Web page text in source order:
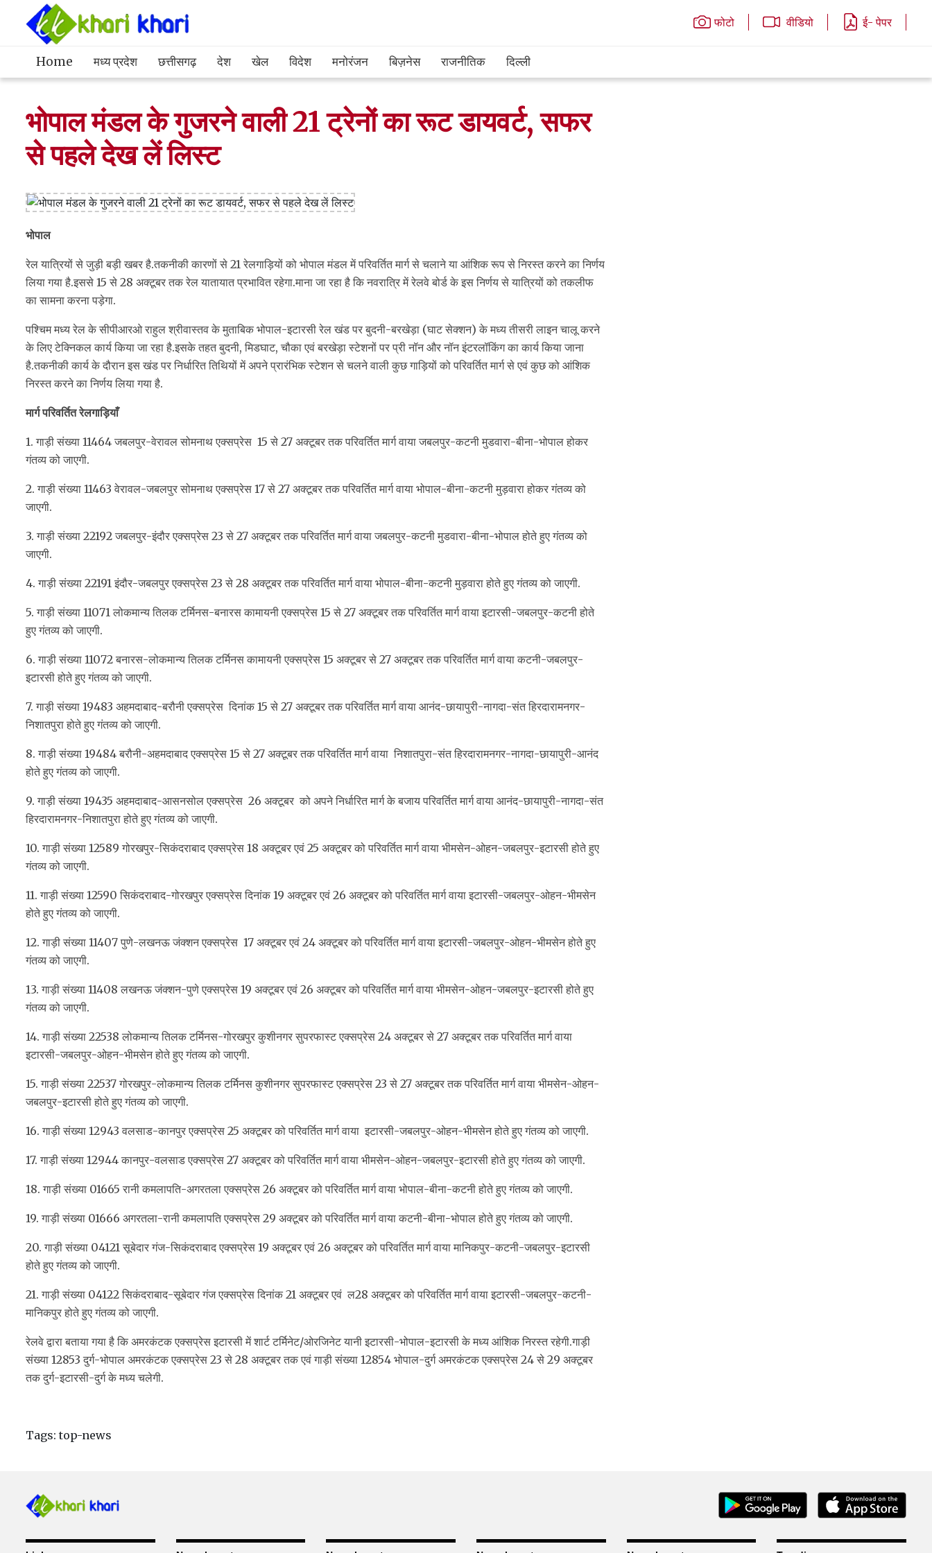
फोटो वीडियो ई- पेपर
Home मध्य प्रदेश छत्तीसगढ़ देश खेल विदेश मनोरंजन बिज़नेस राजनीतिक दिल्ली
भोपाल मंडल के गुजरने वाली 21 ट्रेनों का रूट डायवर्ट, सफर
से पहले देख लें लिस्ट
भोपाल
रेल यात्रियों से जुड़ी बड़ी खबर है.तकनीकी कारणों से 21 रेलगाड़ियों को भोपाल मंडल में परिवर्तित मार्ग से चलाने या आंशिक रूप से निरस्त करने का निर्णय
लिया गया है.इससे 15 से 28 अक्टूबर तक रेल यातायात प्रभावित रहेगा.माना जा रहा है कि नवरात्रि में रेलवे बोर्ड के इस निर्णय से यात्रियों को तकलीफ
का सामना करना पड़ेगा.
पश्चिम मध्य रेल के सीपीआरओ राहुल श्रीवास्तव के मुताबिक भोपाल-इटारसी रेल खंड पर बुदनी-बरखेड़ा (घाट सेक्शन) के मध्य तीसरी लाइन चालू करने
के लिए टेक्निकल कार्य किया जा रहा है.इसके तहत बुदनी, मिडघाट, चौका एवं बरखेड़ा स्टेशनों पर प्री नॉन और नॉन इंटरलॉकिंग का कार्य किया जाना
है.तकनीकी कार्य के दौरान इस खंड पर निर्धारित तिथियों में अपने प्रारंभिक स्टेशन से चलने वाली कुछ गाड़ियों को परिवर्तित मार्ग से एवं कुछ को आंशिक
निरस्त करने का निर्णय लिया गया है.
मार्ग परिवर्तित रेलगाड़ियाँ
1. गाड़ी संख्या 11464 जबलपुर-वेरावल सोमनाथ एक्सप्रेस 15 से 27 अक्टूबर तक परिवर्तित मार्ग वाया जबलपुर-कटनी मुडवारा-बीना-भोपाल होकर
गंतव्य को जाएगी.
2. गाड़ी संख्या 11463 वेरावल-जबलपुर सोमनाथ एक्सप्रेस 17 से 27 अक्टूबर तक परिवर्तित मार्ग वाया भोपाल-बीना-कटनी मुड़वारा होकर गंतव्य को
जाएगी.
3. गाड़ी संख्या 22192 जबलपुर-इंदौर एक्सप्रेस 23 से 27 अक्टूबर तक परिवर्तित मार्ग वाया जबलपुर-कटनी मुडवारा-बीना-भोपाल होते हुए गंतव्य को
जाएगी.
4. गाड़ी संख्या 22191 इंदौर-जबलपुर एक्सप्रेस 23 से 28 अक्टूबर तक परिवर्तित मार्ग वाया भोपाल-बीना-कटनी मुड़वारा होते हुए गंतव्य को जाएगी.
5. गाड़ी संख्या 11071 लोकमान्य तिलक टर्मिनस-बनारस कामायनी एक्सप्रेस 15 से 27 अक्टूबर तक परिवर्तित मार्ग वाया इटारसी-जबलपुर-कटनी होते
हुए गंतव्य को जाएगी.
6. गाड़ी संख्या 11072 बनारस-लोकमान्य तिलक टर्मिनस कामायनी एक्सप्रेस 15 अक्टूबर से 27 अक्टूबर तक परिवर्तित मार्ग वाया कटनी-जबलपुर-
इटारसी होते हुए गंतव्य को जाएगी.
7. गाड़ी संख्या 19483 अहमदाबाद-बरौनी एक्सप्रेस दिनांक 15 से 27 अक्टूबर तक परिवर्तित मार्ग वाया आनंद-छायापुरी-नागदा-संत हिरदारामनगर-
निशातपुरा होते हुए गंतव्य को जाएगी.
8. गाड़ी संख्या 19484 बरौनी-अहमदाबाद एक्सप्रेस 15 से 27 अक्टूबर तक परिवर्तित मार्ग वाया निशातपुरा-संत हिरदारामनगर-नागदा-छायापुरी-आनंद
होते हुए गंतव्य को जाएगी.
9. गाड़ी संख्या 19435 अहमदाबाद-आसनसोल एक्सप्रेस 26 अक्टूबर को अपने निर्धारित मार्ग के बजाय परिवर्तित मार्ग वाया आनंद-छायापुरी-नागदा-संत
हिरदारामनगर-निशातपुरा होते हुए गंतव्य को जाएगी.
10. गाड़ी संख्या 12589 गोरखपुर-सिकंदराबाद एक्सप्रेस 18 अक्टूबर एवं 25 अक्टूबर को परिवर्तित मार्ग वाया भीमसेन-ओहन-जबलपुर-इटारसी होते हुए
गंतव्य को जाएगी.
11. गाड़ी संख्या 12590 सिकंदराबाद-गोरखपुर एक्सप्रेस दिनांक 19 अक्टूबर एवं 26 अक्टूबर को परिवर्तित मार्ग वाया इटारसी-जबलपुर-ओहन-भीमसेन
होते हुए गंतव्य को जाएगी.
12. गाड़ी संख्या 11407 पुणे-लखनऊ जंक्शन एक्सप्रेस 17 अक्टूबर एवं 24 अक्टूबर को परिवर्तित मार्ग वाया इटारसी-जबलपुर-ओहन-भीमसेन होते हुए
गंतव्य को जाएगी.
13. गाड़ी संख्या 11408 लखनऊ जंक्शन-पुणे एक्सप्रेस 19 अक्टूबर एवं 26 अक्टूबर को परिवर्तित मार्ग वाया भीमसेन-ओहन-जबलपुर-इटारसी होते हुए
गंतव्य को जाएगी.
14. गाड़ी संख्या 22538 लोकमान्य तिलक टर्मिनस-गोरखपुर कुशीनगर सुपरफास्ट एक्सप्रेस 24 अक्टूबर से 27 अक्टूबर तक परिवर्तित मार्ग वाया
इटारसी-जबलपुर-ओहन-भीमसेन होते हुए गंतव्य को जाएगी.
15. गाड़ी संख्या 22537 गोरखपुर-लोकमान्य तिलक टर्मिनस कुशीनगर सुपरफास्ट एक्सप्रेस 23 से 27 अक्टूबर तक परिवर्तित मार्ग वाया भीमसेन-ओहन-
जबलपुर-इटारसी होते हुए गंतव्य को जाएगी.
16. गाड़ी संख्या 12943 वलसाड-कानपुर एक्सप्रेस 25 अक्टूबर को परिवर्तित मार्ग वाया इटारसी-जबलपुर-ओहन-भीमसेन होते हुए गंतव्य को जाएगी.
17. गाड़ी संख्या 12944 कानपुर-वलसाड एक्सप्रेस 27 अक्टूबर को परिवर्तित मार्ग वाया भीमसेन-ओहन-जबलपुर-इटारसी होते हुए गंतव्य को जाएगी.
18. गाड़ी संख्या 01665 रानी कमलापति-अगरतला एक्सप्रेस 26 अक्टूबर को परिवर्तित मार्ग वाया भोपाल-बीना-कटनी होते हुए गंतव्य को जाएगी.
19. गाड़ी संख्या 01666 अगरतला-रानी कमलापति एक्सप्रेस 29 अक्टूबर को परिवर्तित मार्ग वाया कटनी-बीना-भोपाल होते हुए गंतव्य को जाएगी.
20. गाड़ी संख्या 04121 सूबेदार गंज-सिकंदराबाद एक्सप्रेस 19 अक्टूबर एवं 26 अक्टूबर को परिवर्तित मार्ग वाया मानिकपुर-कटनी-जबलपुर-इटारसी
होते हुए गंतव्य को जाएगी.
21. गाड़ी संख्या 04122 सिकंदराबाद-सूबेदार गंज एक्सप्रेस दिनांक 21 अक्टूबर एवं ल28 अक्टूबर को परिवर्तित मार्ग वाया इटारसी-जबलपुर-कटनी-
मानिकपुर होते हुए गंतव्य को जाएगी.
रेलवे द्वारा बताया गया है कि अमरकंटक एक्सप्रेस इटारसी में शार्ट टर्मिनेट/ओरजिनेट यानी इटारसी-भोपाल-इटारसी के मध्य आंशिक निरस्त रहेगी.गाड़ी
संख्या 12853 दुर्ग-भोपाल अमरकंटक एक्सप्रेस 23 से 28 अक्टूबर तक एवं गाड़ी संख्या 12854 भोपाल-दुर्ग अमरकंटक एक्सप्रेस 24 से 29 अक्टूबर
तक दुर्ग-इटारसी-दुर्ग के मध्य चलेगी.
Tags: top-news